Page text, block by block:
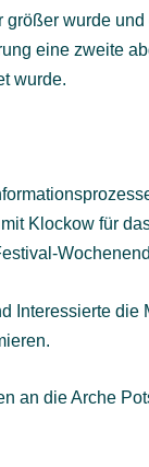
wurde
eine zweite
wurde.
Klockow für
Interessierte die
an die Arche